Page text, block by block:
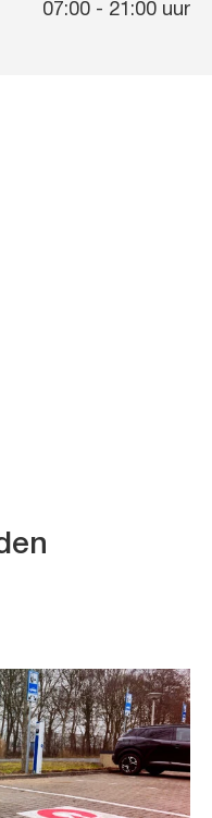
07:00 - 21:00 uur